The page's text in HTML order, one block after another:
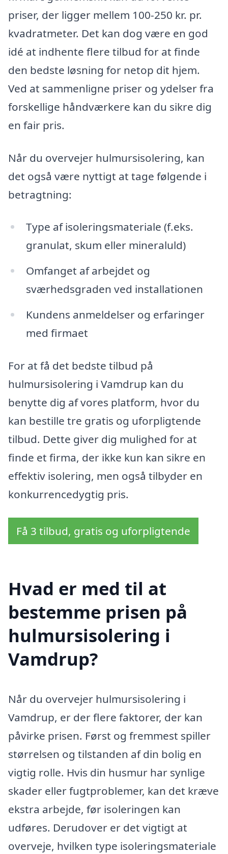
priser, der ligger mellem 100-250 kr. pr.
kvadratmeter. Det kan dog være en god
idé at indhente flere tilbud for at finde
den bedste løsning for netop dit hjem.
Ved at sammenligne priser og ydelser fra
forskellige håndværkere kan du sikre dig
en fair pris.
Når du overvejer hulmursisolering, kan
det også være nyttigt at tage følgende i
betragtning:
Type af isoleringsmateriale (f.eks.
granulat, skum eller mineraluld)
Omfanget af arbejdet og
sværhedsgraden ved installationen
Kundens anmeldelser og erfaringer
med firmaet
For at få det bedste tilbud på
hulmursisolering i Vamdrup kan du
benytte dig af vores platform, hvor du
kan bestille tre gratis og uforpligtende
tilbud. Dette giver dig mulighed for at
finde et firma, der ikke kun kan sikre en
effektiv isolering, men også tilbyder en
konkurrencedygtig pris.
Få 3 tilbud, gratis og uforpligtende
Hvad er med til at
bestemme prisen på
hulmursisolering i
Vamdrup?
Når du overvejer hulmursisolering i
Vamdrup, er der flere faktorer, der kan
påvirke prisen. Først og fremmest spiller
størrelsen og tilstanden af din bolig en
vigtig rolle. Hvis din husmur har synlige
skader eller fugtproblemer, kan det kræve
ekstra arbejde, før isoleringen kan
udføres. Derudover er det vigtigt at
overveje, hvilken type isoleringsmateriale